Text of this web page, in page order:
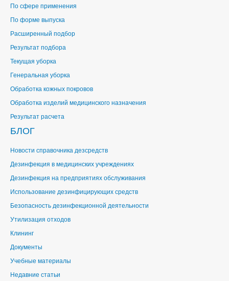
По сфере применения
По форме выпуска
Расширенный подбор
Результат подбора
Текущая уборка
Генеральная уборка
Обработка кожных покровов
Обработка изделий медицинского назначения
Результат расчета
БЛОГ
Новости справочника дезсредств
Дезинфекция в медицинских учреждениях
Дезинфекция на предприятиях обслуживания
Использование дезинфицирующих средств
Безопасность дезинфекционной деятельности
Утилизация отходов
Клининг
Документы
Учебные материалы
Недавние статьи